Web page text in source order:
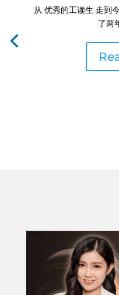
从 优秀的工读生 走到
了两